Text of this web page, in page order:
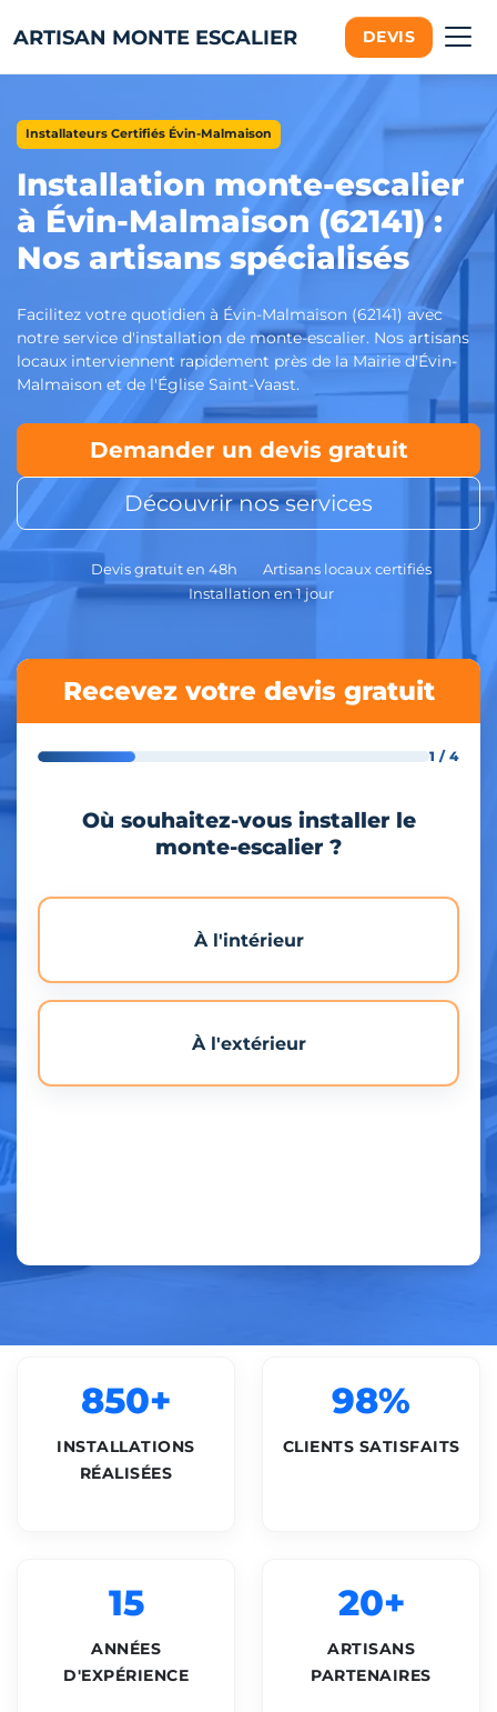
ARTISAN MONTE ESCALIER DEVIS
Installateurs Certifiés Évin-Malmaison
Installation monte-escalier
à Évin-Malmaison (62141) :
Nos artisans spécialisés
Facilitez votre quotidien à Évin-Malmaison (62141) avec
notre service d'installation de monte-escalier. Nos artisans
locaux interviennent rapidement près de la Mairie d'Évin-
Malmaison et de l'Église Saint-Vaast.
Demander un devis gratuit
Découvrir nos services
Devis gratuit en 48h
Artisans locaux certifiés
Installation en 1 jour
Recevez votre devis gratuit
1 / 4
Où souhaitez-vous installer le
monte-escalier ?
À l'intérieur
À l'extérieur
850+
INSTALLATIONS
RÉALISÉES
98%
CLIENTS SATISFAITS
15
ANNÉES
D'EXPÉRIENCE
20+
ARTISANS
PARTENAIRES